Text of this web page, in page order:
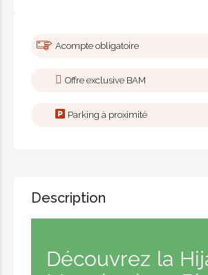
Acompte obligatoire
Offre exclusive BAM
Parking à proximité
Description
Découvrez la